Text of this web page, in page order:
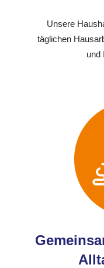
Unsere
täglichen
und